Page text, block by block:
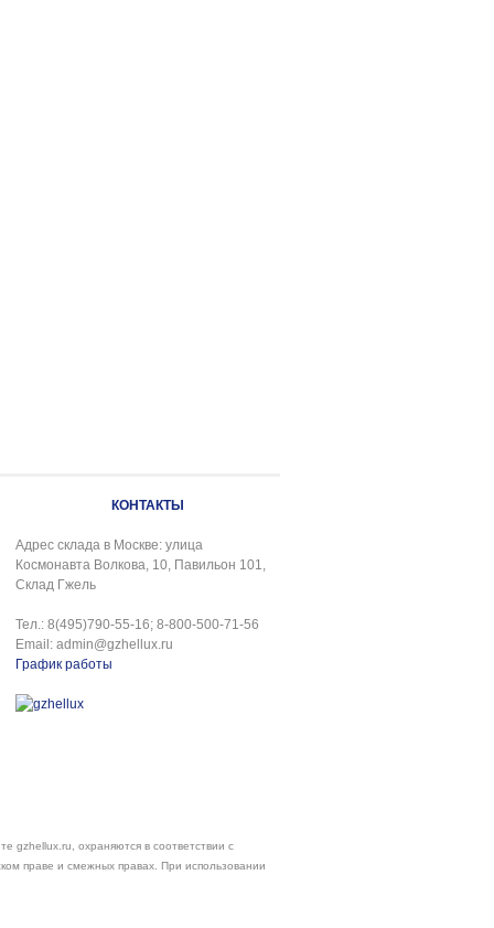
КОНТАКТЫ
Адрес склада в Москве: улица
Космонавта Волкова, 10, Павильон 101,
Склад Гжель
Тел.: 8(495)790-55-16; 8-800-500-71-56
Email: admin@gzhellux.ru
График работы
gzhellux.ru, охраняются в соответствии с
праве и смежных правах. При использовании